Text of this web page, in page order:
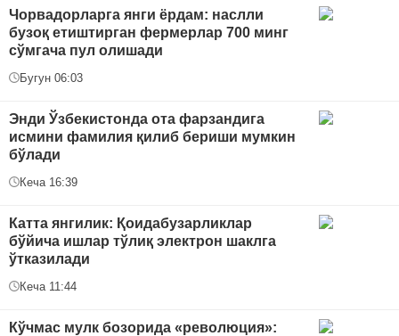
Чорвадорларга янги ёрдам: наслли
бузоқ етиштирган фермерлар 700 минг
сўмгача пул олишади
Бугун 06:03
Энди Ўзбекистонда ота фарзандига
исмини фамилия қилиб бериши мумкин
бўлади
Кеча 16:39
Катта янгилик: Қоидабузарликлар
бўйича ишлар тўлиқ электрон шаклга
ўтказилади
Кеча 11:44
Кўчмас мулк бозорида «революция»: